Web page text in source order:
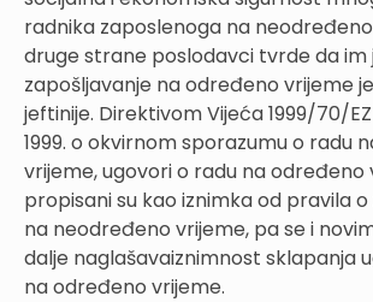
radnika zaposlenoga na
druge strane poslodavci tvrde da im
zapošljavanje na određeno vrijeme
jeftinije. Direktivom Vijeća 1999/70/
1999. o okvirnom sporazumu o radu
vrijeme, ugovori o radu na određeno
propisani su kao iznimka od pravila
na neodređeno vrijeme, pa se i
dalje naglašavaiznimnost sklapanja
na određeno vrijeme.